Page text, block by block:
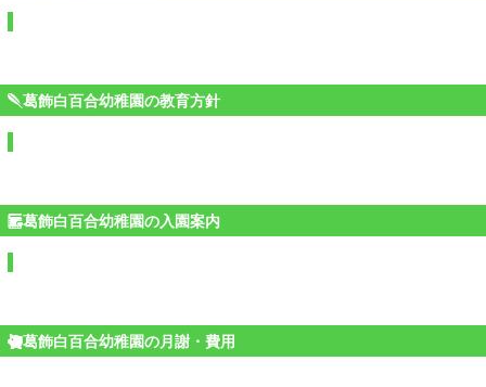
葛飾白百合幼稚園の教育方針
葛飾白百合幼稚園の入園案内
葛飾白百合幼稚園の月謝・費用